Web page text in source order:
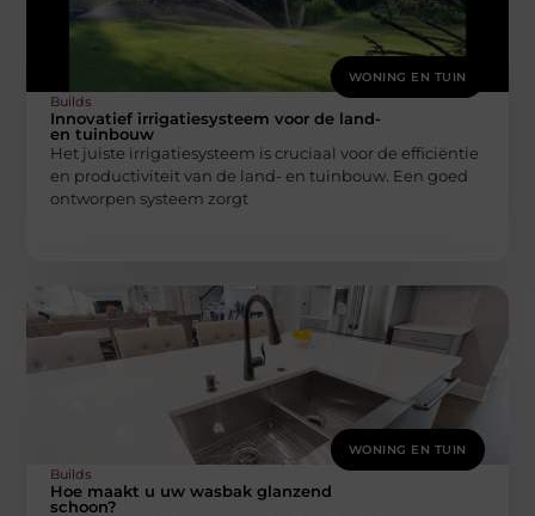
WONING EN TUIN
Builds
Innovatief irrigatiesysteem voor de land-
en tuinbouw
Het juiste irrigatiesysteem is cruciaal voor de efficiëntie
en productiviteit van de land- en tuinbouw. Een goed
ontworpen systeem zorgt
WONING EN TUIN
Builds
Hoe maakt u uw wasbak glanzend
schoon?